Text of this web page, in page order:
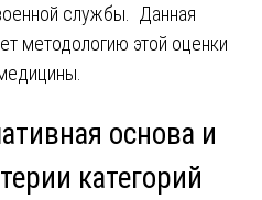
службы. Данная
методологию этой оценки
основа и
категорий